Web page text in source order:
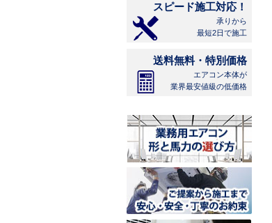
スピード施工対応！
承りから
最短2日で施工
送料無料・特別価格
エアコン本体が
業界最安値級の低価格